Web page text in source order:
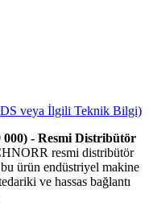
veya İlgili Teknik Bilgi)
000) - Resmi Distribütör
resmi distribütör
ürün endüstriyel makine
ve hassas bağlantı